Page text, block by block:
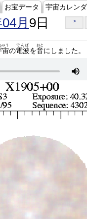
お宝データ 宇宙カレン
月 9日 >
宙
ゅう
の電波
でんぱ
を音
おと
にしました。